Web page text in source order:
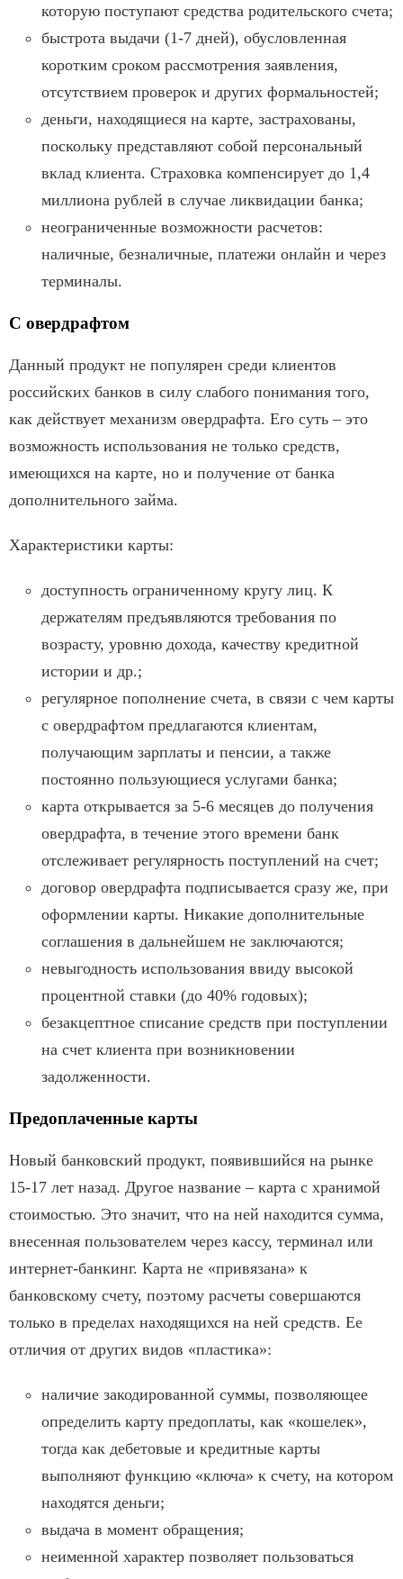
которую поступают средства родительского счета;
быстрота выдачи (1-7 дней), обусловленная
коротким сроком рассмотрения заявления,
отсутствием проверок и других формальностей;
деньги, находящиеся на карте, застрахованы,
поскольку представляют собой персональный
вклад клиента. Страховка компенсирует до 1,4
миллиона рублей в случае ликвидации банка;
неограниченные возможности расчетов:
наличные, безналичные, платежи онлайн и через
терминалы.
С овердрафтом
Данный продукт не популярен среди клиентов
российских банков в силу слабого понимания того,
как действует механизм овердрафта. Его суть – это
возможность использования не только средств,
имеющихся на карте, но и получение от банка
дополнительного займа.
Характеристики карты:
доступность ограниченному кругу лиц. К
держателям предъявляются требования по
возрасту, уровню дохода, качеству кредитной
истории и др.;
регулярное пополнение счета, в связи с чем карты
с овердрафтом предлагаются клиентам,
получающим зарплаты и пенсии, а также
постоянно пользующиеся услугами банка;
карта открывается за 5-6 месяцев до получения
овердрафта, в течение этого времени банк
отслеживает регулярность поступлений на счет;
договор овердрафта подписывается сразу же, при
оформлении карты. Никакие дополнительные
соглашения в дальнейшем не заключаются;
невыгодность использования ввиду высокой
процентной ставки (до 40% годовых);
безакцептное списание средств при поступлении
на счет клиента при возникновении
задолженности.
Предоплаченные карты
Новый банковский продукт, появившийся на рынке
15-17 лет назад. Другое название – карта с хранимой
стоимостью. Это значит, что на ней находится сумма,
внесенная пользователем через кассу, терминал или
интернет-банкинг. Карта не «привязана» к
банковскому счету, поэтому расчеты совершаются
только в пределах находящихся на ней средств. Ее
отличия от других видов «пластика»:
наличие закодированной суммы, позволяющее
определить карту предоплаты, как «кошелек»,
тогда как дебетовые и кредитные карты
выполняют функцию «ключа» к счету, на котором
находятся деньги;
выдача в момент обращения;
неименной характер позволяет пользоваться